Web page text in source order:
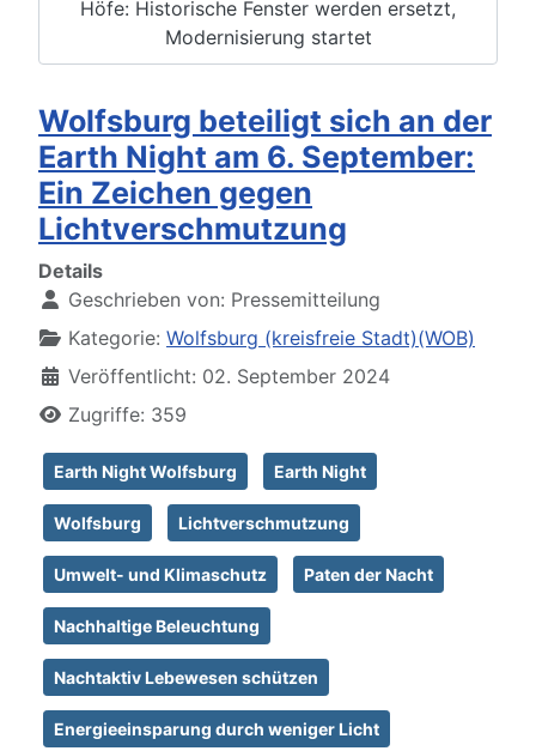
Höfe: Historische Fenster werden ersetzt,
Modernisierung startet
Wolfsburg beteiligt sich an der
Earth Night am 6. September:
Ein Zeichen gegen
Lichtverschmutzung
Details
Geschrieben von: Pressemitteilung
Kategorie: Wolfsburg (kreisfreie Stadt)(WOB)
Veröffentlicht: 02. September 2024
Zugriffe: 359
Earth Night Wolfsburg Earth Night
Wolfsburg Lichtverschmutzung
Umwelt- und Klimaschutz Paten der Nacht
Nachhaltige Beleuchtung
Nachtaktiv Lebewesen schützen
Energieeinsparung durch weniger Licht